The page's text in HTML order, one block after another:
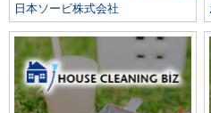
日本ソービ株式会社